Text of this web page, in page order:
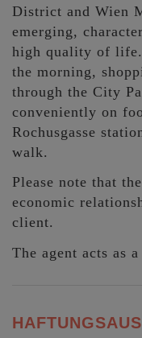
District and Wien
emerging,
high quality of life.
the morning,
through the City
conveniently on
Rochusgasse
walk.
Please note that
economic
client.
The agent acts as